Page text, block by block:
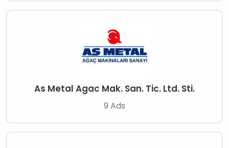
As Metal Agac Mak. San. Tic. Ltd. Sti.
9 Ads